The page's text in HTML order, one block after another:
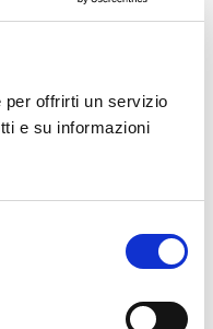
offrirti un servizio
e su informazioni
legame di fiducia tra